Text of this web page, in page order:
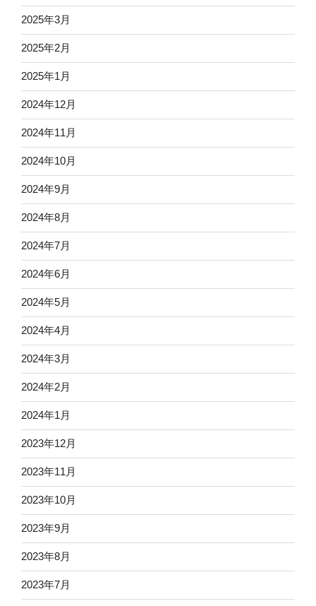
2025年3月
2025年2月
2025年1月
2024年12月
2024年11月
2024年10月
2024年9月
2024年8月
2024年7月
2024年6月
2024年5月
2024年4月
2024年3月
2024年2月
2024年1月
2023年12月
2023年11月
2023年10月
2023年9月
2023年8月
2023年7月